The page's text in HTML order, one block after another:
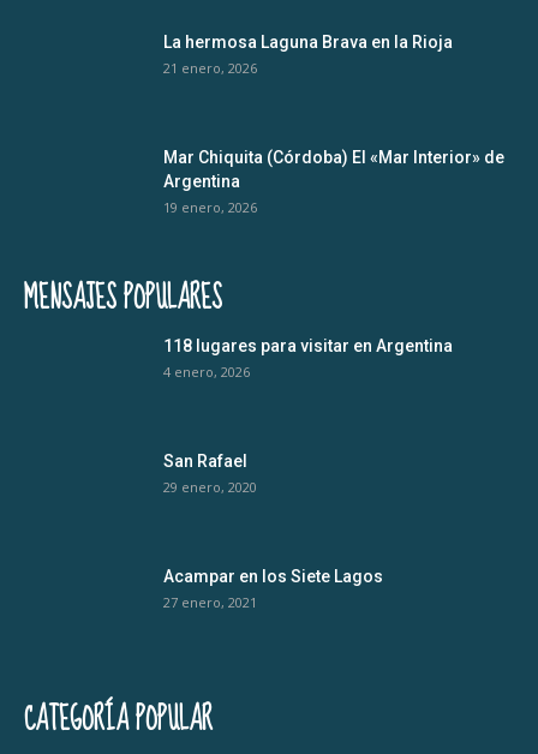
La hermosa Laguna Brava en la Rioja
21 enero, 2026
Mar Chiquita (Córdoba) El «Mar Interior» de
Argentina
19 enero, 2026
MENSAJES POPULARES
118 lugares para visitar en Argentina
4 enero, 2026
San Rafael
29 enero, 2020
Acampar en los Siete Lagos
27 enero, 2021
CATEGORÍA POPULAR